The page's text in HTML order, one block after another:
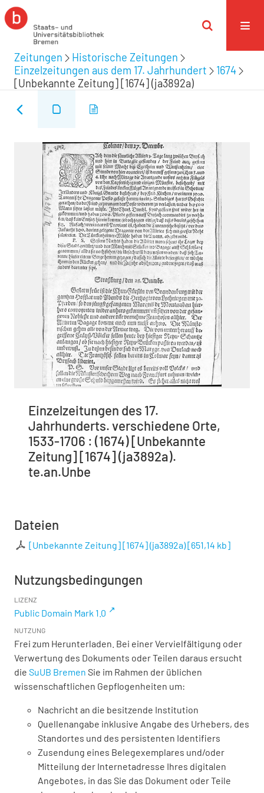
Zeitungen
Historische Zeitungen
Einzelzeitungen aus dem 17. Jahrhundert
1674
[Unbekannte Zeitung] [1674] (ja3892a)
Einzelzeitungen des 17.
Jahrhunderts. verschiedene Orte,
1533-1706 : (1674) [Unbekannte
Zeitung] [1674] (ja3892a).
te.an.Unbe
Dateien
[Unbekannte Zeitung] [1674] (ja3892a)[651,14 kb]
Nutzungsbedingungen
LIZENZ
Public Domain Mark 1.0
NUTZUNG
Frei zum Herunterladen. Bei einer Vervielfältigung oder
Verwertung des Dokuments oder Teilen daraus ersucht
die SuUB Bremen Sie im Rahmen der üblichen
wissenschaftlichen Gepflogenheiten um:
Nachricht an die besitzende Institution
Quellenangabe inklusive Angabe des Urhebers, des
Standortes und des persistenten Identifiers
Zusendung eines Belegexemplares und/oder
Mitteilung der Internetadresse Ihres digitalen
Angebotes, in das Sie das Dokument oder Teile